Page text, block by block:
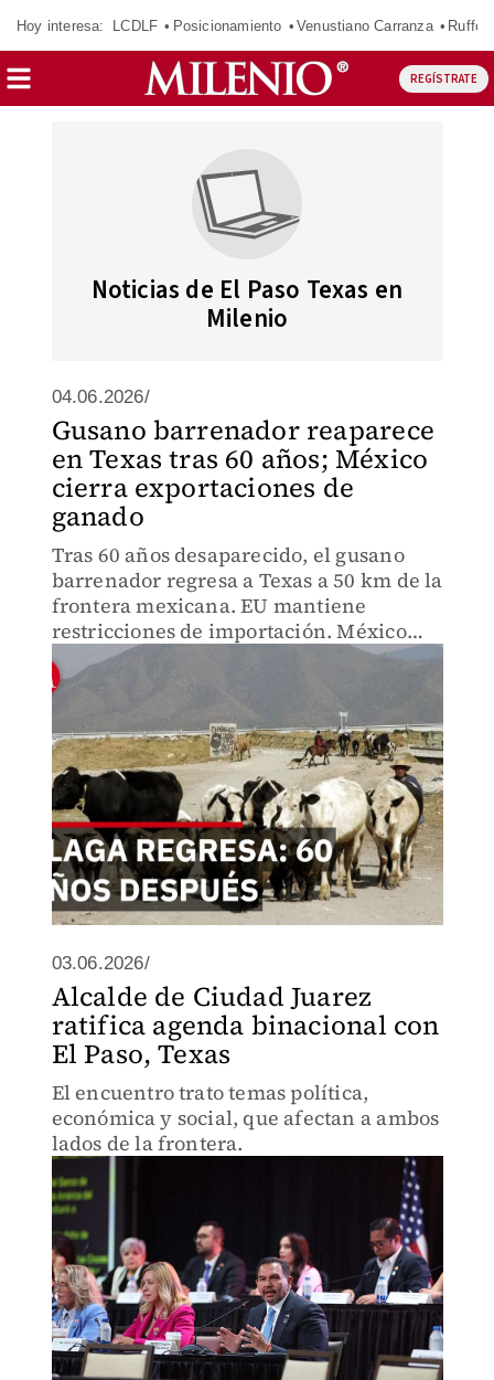
Hoy interesa: LCDLF Posicionamiento Venustiano Carranza Ruffo
REGÍSTRATE
Noticias de El Paso Texas en
Milenio
04.06.2026/
Gusano barrenador reaparece
en Texas tras 60 años; México
cierra exportaciones de
ganado
Tras 60 años desaparecido, el gusano
barrenador regresa a Texas a 50 km de la
frontera mexicana. EU mantiene
restricciones de importación. México
pierde 1.5 millones de cabezas de
ganado anuales
03.06.2026/
Alcalde de Ciudad Juarez
ratifica agenda binacional con
El Paso, Texas
El encuentro trato temas política,
económica y social, que afectan a ambos
lados de la frontera.